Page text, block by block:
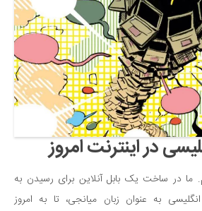
در اینترنت امروز
ما در ساخت یک بابل آنلاین برای رسیدن به
به عنوان زبان میانجی، تا به امروز